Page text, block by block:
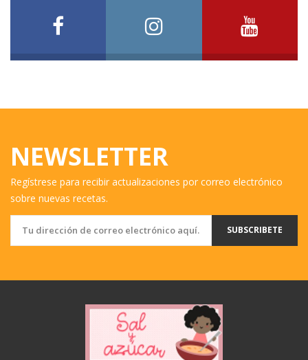
NEWSLETTER
Regístrese para recibir actualizaciones por correo electrónico
sobre nuevas recetas.
SUBSCRIBETE